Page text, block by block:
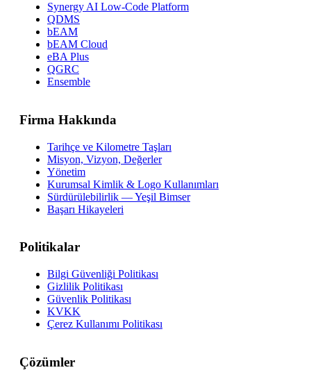
Synergy AI Low-Code Platform
QDMS
bEAM
bEAM Cloud
eBA Plus
QGRC
Ensemble
Firma Hakkında
Tarihçe ve Kilometre Taşları
Misyon, Vizyon, Değerler
Yönetim
Kurumsal Kimlik & Logo Kullanımları
Sürdürülebilirlik — Yeşil Bimser
Başarı Hikayeleri
Politikalar
Bilgi Güvenliği Politikası
Gizlilik Politikası
Güvenlik Politikası
KVKK
Çerez Kullanımı Politikası
Çözümler